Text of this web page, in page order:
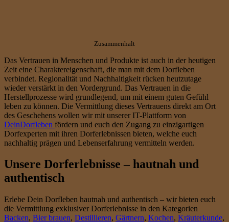
Zusammenhalt
Das Vertrauen in Menschen und Produkte ist auch in der heutigen
Zeit eine Charaktereigenschaft, die man mit dem Dorfleben
verbindet. Regionalität und Nachhaltigkeit rücken heutzutage
wieder verstärkt in den Vordergrund. Das Vertrauen in die
Herstellprozesse wird grundlegend, um mit einem guten Gefühl
leben zu können. Die Vermittlung dieses Vertrauens direkt am Ort
des Geschehens wollen wir mit unserer IT-Plattform von
DeinDorfleben fördern und euch den Zugang zu einzigartigen
Dorfexperten mit ihren Dorferlebnissen bieten, welche euch
nachhaltig prägen und Lebenserfahrung vermitteln werden.
Unsere Dorferlebnisse – hautnah und
authentisch
Erlebe Dein Dorfleben hautnah und authentisch – wir bieten euch
die Vermittlung exklusiver Dorferlebnisse in den Kategorien
Backen, Bier brauen, Destillieren, Gärtnern, Kochen, Kräuterkunde,